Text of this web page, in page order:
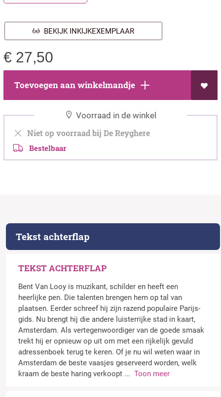
BEKIJK INKIJKEXEMPLAAR
€ 27,50
Toevoegen aan winkelmandje
Voorraad in de winkel
Niet op voorraad bij De Reyghere
Bestelbaar
Tekst achterflap
TEKST ACHTERFLAP
Bent Van Looy is muzikant, schilder en heeft een
heerlijke pen. Die talenten brengen hem op tal van
plaatsen. Eerder schreef hij zijn razend populaire Parijs-
gids. Nu brengt hij die andere luisterrijke stad in kaart,
Amsterdam. Als vertegenwoordiger van de goede smaak
trekt hij er opnieuw op uit om met een rijkelijk gevuld
adressenboek terug te keren. Of je nu wil weten waar in
Amsterdam de beste vaasjes geserveerd worden, welk
kraam de beste haring verkoopt ... Toon meer